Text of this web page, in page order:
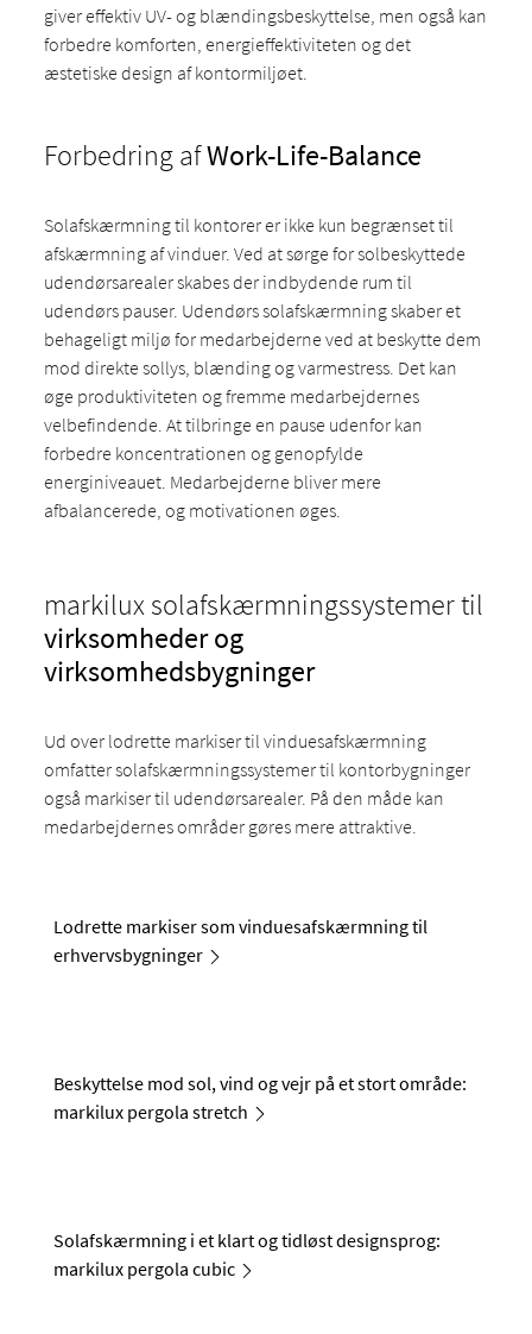
giver effektiv UV- og blændingsbeskyttelse, men også kan
forbedre komforten, energieffektiviteten og det
æstetiske design af kontormiljøet.
Forbedring afWork-Life-Balance
Solafskærmning til kontorer er ikke kun begrænset til
afskærmning af vinduer. Ved at sørge for solbeskyttede
udendørsarealer skabes der indbydende rum til
udendørs pauser. Udendørs solafskærmning skaber et
behageligt miljø for medarbejderne ved at beskytte dem
mod direkte sollys, blænding og varmestress. Det kan
øge produktiviteten og fremme medarbejdernes
velbefindende. At tilbringe en pause udenfor kan
forbedre koncentrationen og genopfylde
energiniveauet. Medarbejderne bliver mere
afbalancerede, og motivationen øges.
markilux solafskærmningssystemer til
virksomheder og
virksomhedsbygninger
Ud over lodrette markiser til vinduesafskærmning
omfatter solafskærmningssystemer til kontorbygninger
også markiser til udendørsarealer. På den måde kan
medarbejdernes områder gøres mere attraktive.
Lodrette markiser som vinduesafskærmning til
erhvervsbygninger
Beskyttelse mod sol, vind og vejr på et stort område:
markilux pergola stretch
Solafskærmning i et klart og tidløst designsprog:
markilux pergola cubic